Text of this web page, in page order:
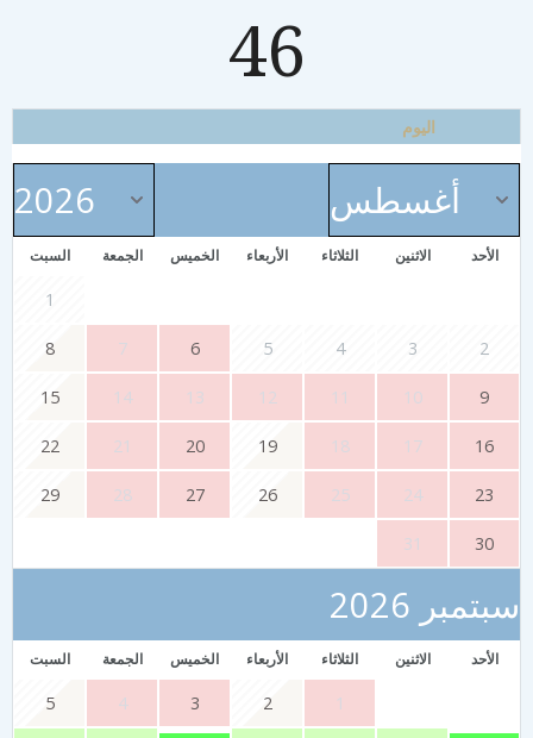
46
اليوم
الأحد الاثنين الثلاثاء الأربعاء الخميس الجمعة السبت
1
2
3
4
5
6
7
8
9
10
11
12
13
14
15
16
17
18
19
20
21
22
23
24
25
26
27
28
29
30
31
سبتمبر 2026
الأحد الاثنين الثلاثاء الأربعاء الخميس الجمعة السبت
1
2
3
4
5